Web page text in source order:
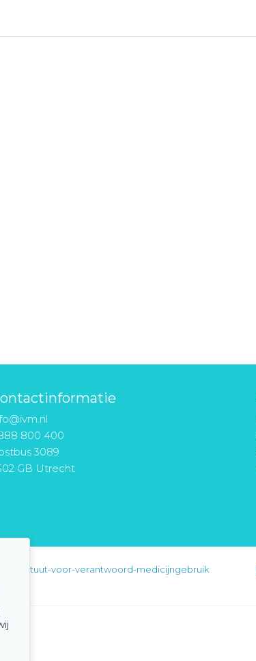
800 400
3089
GB Utrecht
instituut-voor-verantwoord-medicijngebruik